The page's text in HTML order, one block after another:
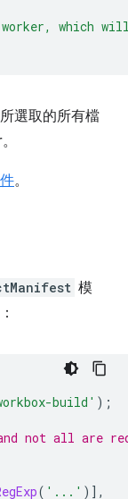
worker, which
選取的所有檔
。
模
build' );
and not all are
( '...' )],